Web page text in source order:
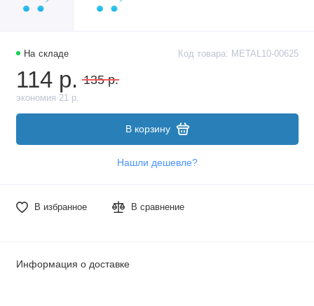
На складе Код товара: METAL10-00625
114 р. 135 р.
экономия 21 р.
В корзину
Нашли дешевле?
В избранное В сравнение
Информация о доставке